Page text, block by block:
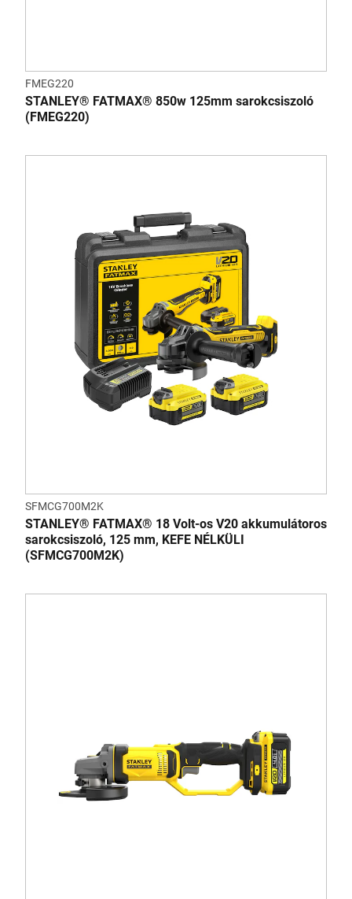
FMEG220
STANLEY® FATMAX® 850w 125mm sarokcsiszoló
(FMEG220)
SFMCG700M2K
STANLEY® FATMAX® 18 Volt-os V20 akkumulátoros
sarokcsiszoló, 125 mm, KEFE NÉLKÜLI
(SFMCG700M2K)